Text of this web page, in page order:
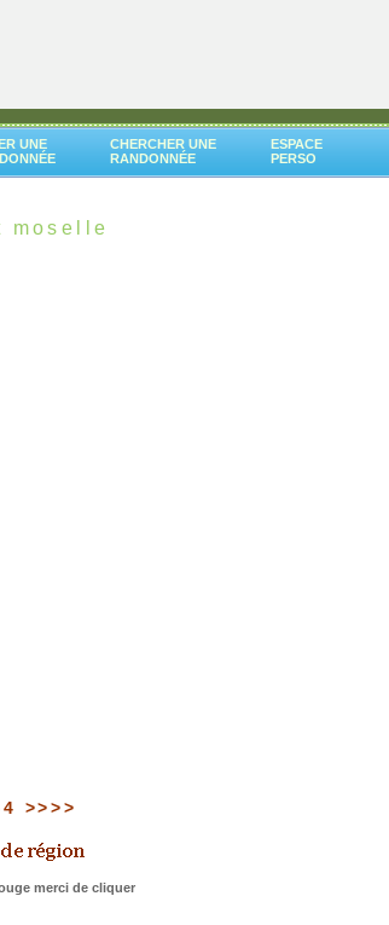
UNE
CHERCHER UNE
RANDONNÉE
ESPACE
PERSO
moselle
>>>>
merci de cliquer